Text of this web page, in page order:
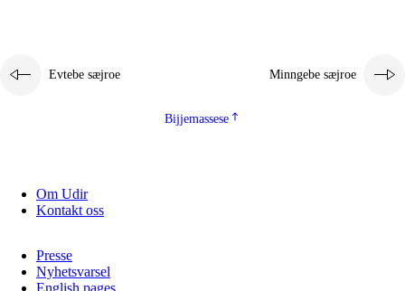
Evtebe sæjroe Minngebe sæjroe
Bijjemassese
Om Udir
Kontakt oss
Presse
Nyhetsvarsel